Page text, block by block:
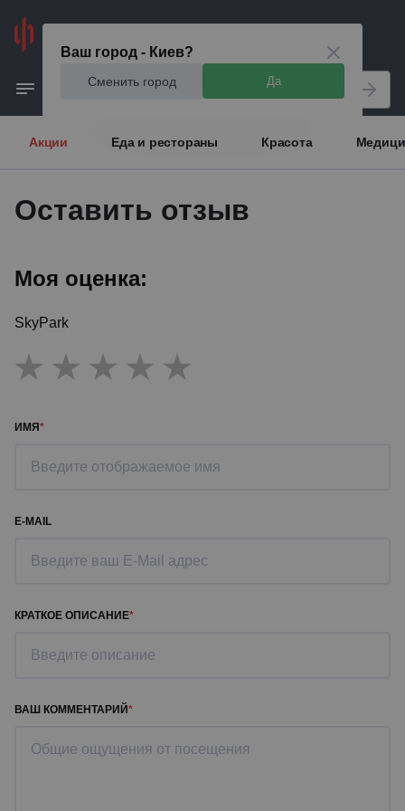
Ваш город - Киев?
Сменить город Да
Акции Еда и рестораны Красота
Оставить отзыв
Моя оценка:
SkyPark
ИМЯ
E-MAIL
КРАТКОЕ ОПИСАНИЕ
ВАШ КОММЕНТАРИЙ